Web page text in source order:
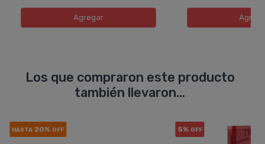
Agregar
Los que compraron este producto
también llevaron...
HASTA20% OFF 5% OFF